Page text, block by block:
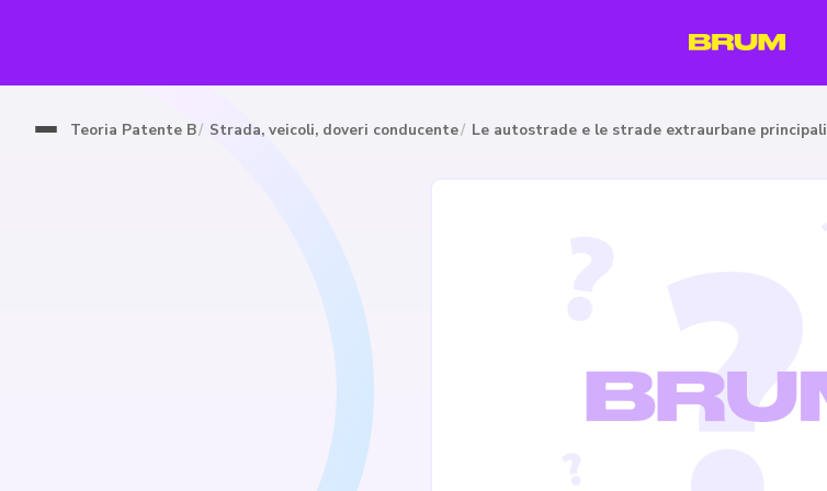
Teoria Patente B Strada, veicoli, doveri conducente Le autostrade e le strade extraurbane principali